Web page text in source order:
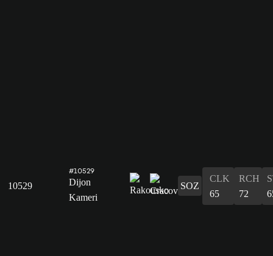
10529
#10529
Dijon
Kameri
SOZ
CLK
65
RCH
72